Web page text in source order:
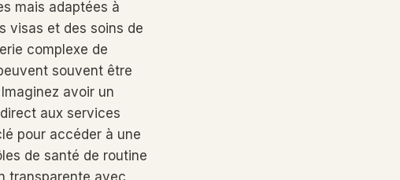
mais adaptées à
visas et des soins de
complexe de
souvent être
avoir un
aux services
pour accéder à une
de santé de routine
transparente avec